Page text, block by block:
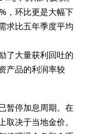
，环比更是大幅下
求比五年季度平均
了大量获利回吐的
产品的利润率较
暂停加息周期。在
决于当地金价。